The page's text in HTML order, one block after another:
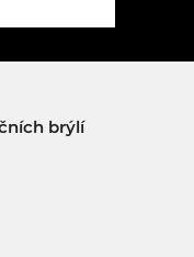
brýlí